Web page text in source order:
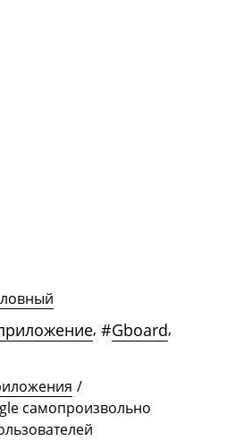
, #Gboard,
/
самопроизвольно